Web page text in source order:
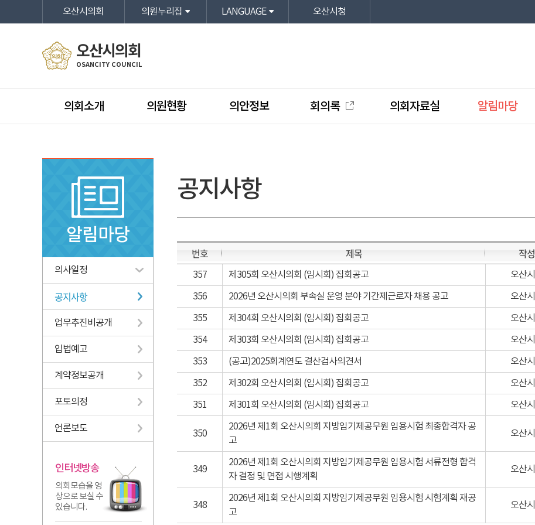
오산시의회 의원누리집 LANGUAGE 오산시청
오산시의회
OSANCITY COUNCIL
의회소개 의원현황 의안정보 회의록 의회자료실 알림마당
알림마당
의사일정
공지사항
업무추진비공개
입법예고
계약정보공개
포토의정
언론보도
인터넷방송
의회모습을 영
상으로 보실 수
있습니다.
공지사항
번호 제목 작
357 제305회 오산시의회 (임시회) 집회공고 오산
356 2026년 오산시의회 부속실 운영 분야 기간제근로자 채용 공고 오산
355 제304회 오산시의회 (임시회) 집회공고 오산
354 제303회 오산시의회 (임시회) 집회공고 오산
353 (공고)2025회계연도 결산검사의견서 오산
352 제302회 오산시의회 (임시회) 집회공고 오산
351 제301회 오산시의회 (임시회) 집회공고 오산
350
2026년 제1회 오산시의회 지방임기제공무원 임용시험 최종합격자 공
고
오산
349
2026년 제1회 오산시의회 지방임기제공무원 임용시험 서류전형 합격
자 결정 및 면접 시행계획
오산
348
2026년 제1회 오산시의회 지방임기제공무원 임용시험 시험계획 재공
고
오산